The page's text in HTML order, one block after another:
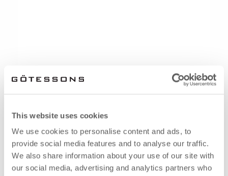
This website uses cookies
We use cookies to personalise content and ads, to
provide social media features and to analyse our traffic.
We also share information about your use of our site with
our social media, advertising and analytics partners who